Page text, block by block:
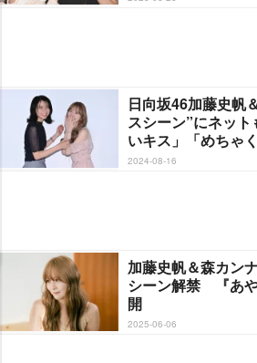
日向坂46加藤史帆
スシーン”にネッ
いキス」「めちゃ
2024-08-16
加藤史帆＆森カン
シーン解禁 『あ
開
2025-06-06